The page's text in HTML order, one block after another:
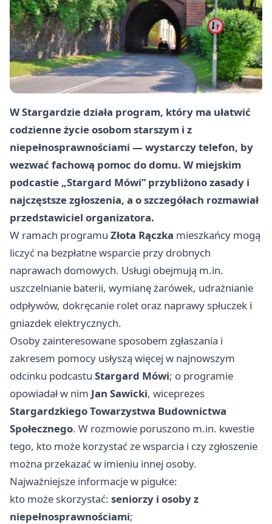
W Stargardzie działa program, który ma ułatwić
codzienne życie osobom starszym i z
niepełnosprawnościami — wystarczy telefon, by
wezwać fachową pomoc do domu. W miejskim
podcastie „Stargard Mówi” przybliżono zasady i
najczęstsze zgłoszenia, a o szczegółach rozmawiał
przedstawiciel organizatora.
W ramach programu Złota Rączka mieszkańcy mogą
liczyć na bezpłatne wsparcie przy drobnych
naprawach domowych. Usługi obejmują m.in.
uszczelnianie baterii, wymianę żarówek, udrażnianie
odpływów, dokręcanie rolet oraz naprawy spłuczek i
gniazdek elektrycznych.
Osoby zainteresowane sposobem zgłaszania i
zakresem pomocy usłyszą więcej w najnowszym
odcinku podcastu Stargard Mówi; o programie
opowiadał w nim Jan Sawicki, wiceprezes
Stargardzkiego Towarzystwa Budownictwa
Społecznego. W rozmowie poruszono m.in. kwestie
tego, kto może korzystać ze wsparcia i czy zgłoszenie
można przekazać w imieniu innej osoby.
Najważniejsze informacje w pigułce:
kto może skorzystać: seniorzy i osoby z
niepełnosprawnościami;